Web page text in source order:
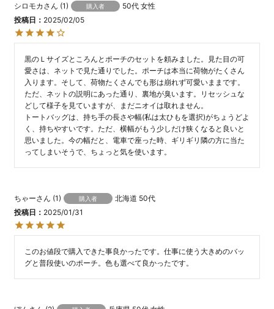
シロモカ 1 購入者 50代 女性
投稿日
2025/02/05
黒のＬサイズところんとポーチのセットを頼みました。見た目の可
愛さは、ネットで見た通りでした。ポーチは本当に荷物がたくさん
入ります。そして、荷物たくさんでも形は崩れず可愛いままです。
ただ、ネットの説明にあった通り、裏地が臭います。リセッシュな
どして様子を見ていますが、まだニオイは取れません。
トートバッグは、持ち手の長さや幅(私は太ひもを選択)がちょうどよ
く、持ちやすいです。ただ、横幅がもう少しだけ狭くなると良いと
思いました。今の幅だと、電車で座った時、ギリギリ隣の方に当た
ってしまいそうで、ちょっと気を使います。
ちゃー 1 購入者 北海道 50代
投稿日
2025/01/31
このお値段で購入できた事良かったです。仕事に使う大きめのバッ
グと普段使いのポーチ。色も選べて良かったです。